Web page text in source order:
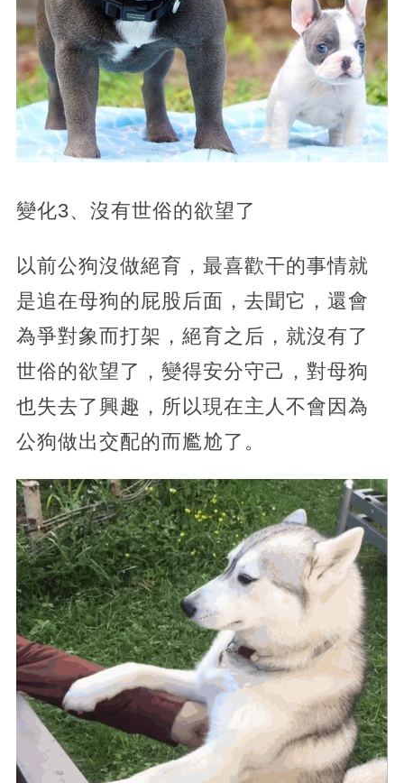
變化3、沒有世俗的欲望了
以前公狗沒做絕育，最喜歡干的事情就
是追在母狗的屁股后面，去聞它，還會
為爭對象而打架，絕育之后，就沒有了
世俗的欲望了，變得安分守己，對母狗
也失去了興趣，所以現在主人不會因為
公狗做出交配的而尷尬了。